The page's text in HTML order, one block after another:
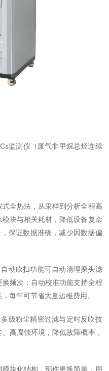
监测仪（废气非甲烷总烃连续
全热法，从采样到分析全程高
块与相关耗材，降低设备复杂
保证数据准确，减少因数据偏
吹扫功能可自动清理探头滤
频次；自动校准功能支持全程
每年可节省大量运维费用。
粉尘精密过滤与定时反吹技
高腐蚀环境，降低故障概率，
块化结构，部件更换简单，用